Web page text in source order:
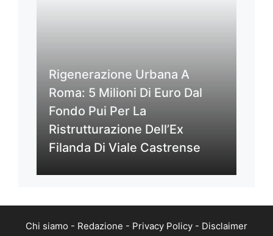
Rigenerazione Urbana A
Roma: 5 Milioni Di Euro Dal
Fondo Pui Per La
Ristrutturazione Dell’Ex
Filanda Di Viale Castrense
Chi siamo - Redazione - Privacy Policy - Disclaimer